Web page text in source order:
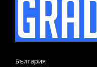
България